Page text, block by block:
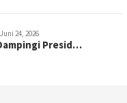
Juni 24, 2026
Presid…